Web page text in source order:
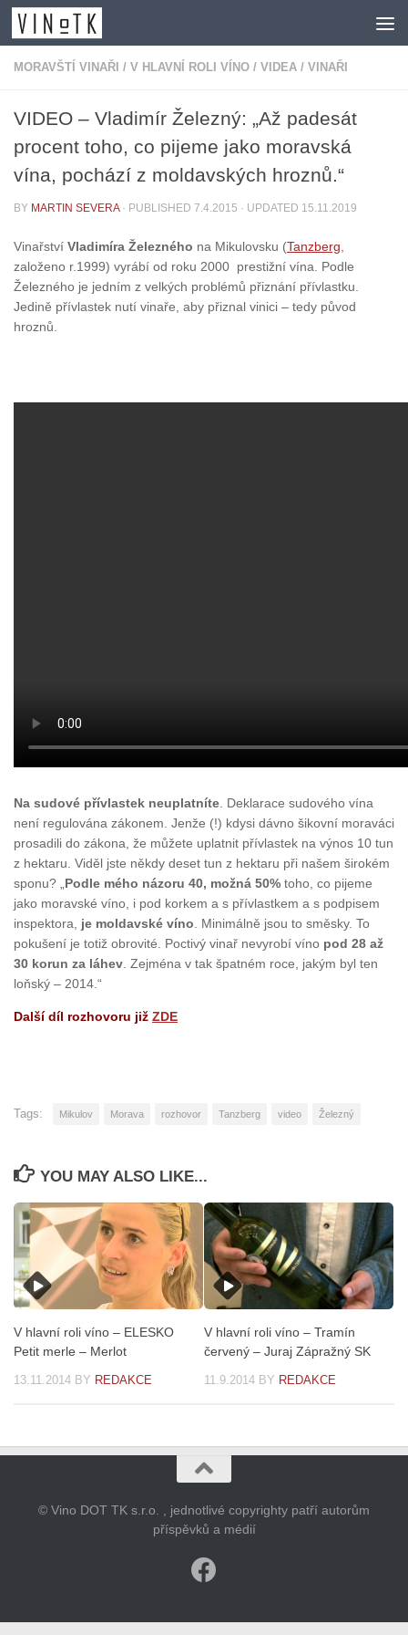
Skip to content
MORAVŠTÍ VINAŘI / V HLAVNÍ ROLI VÍNO / VIDEA / VINAŘI
VIDEO – Vladimír Železný: „Až padesát
procent toho, co pijeme jako moravská
vína, pochází z moldavských hroznů.“
BY MARTIN SEVERA · PUBLISHED 7.4.2015 · UPDATED 15.11.2019
Vinařství Vladimíra Železného na Mikulovsku (Tanzberg
založeno r.1999) vyrábí od roku 2000 prestižní vína. Podle
Železného je jedním z velkých problémů přiznání přívlastku.
Jedině přívlastek nutí vinaře, aby přiznal vinici – tedy původ
hroznů.
Na sudové přívlastek neuplatníte . Deklarace sudového vína
není regulována zákonem. Jenže (!) kdysi dávno šikovní moraváci
prosadili do zákona, že můžete uplatnit přívlastek na výnos 10 tun
z hektaru. Viděl jste někdy deset tun z hektaru při našem širokém
sponu? „ Podle mého názoru 40, možná 50% toho, co pijeme
jako moravské víno, i pod korkem a s přívlastkem a s podpisem
inspektora, je moldavské víno . Minimálně jsou to směsky. To
pokušení je totiž obrovité. Poctivý vinař nevyrobí víno pod 28 až
30 korun za láhev . Zejména v tak špatném roce, jakým byl ten
loňský – 2014.“
Další díl rozhovoru již ZDE
Tags: Mikulov Morava rozhovor Tanzberg video Železný
YOU MAY ALSO LIKE...
V hlavní roli víno – ELESKO
Petit merle – Merlot
13.11.2014 BY REDAKCE
V hlavní roli víno – Tramín
červený – Juraj Zápražný SK
11.9.2014 BY REDAKCE
© Vino DOT TK s.r.o. , jednotlivé copyrighty patří autorům
příspěvků a médií